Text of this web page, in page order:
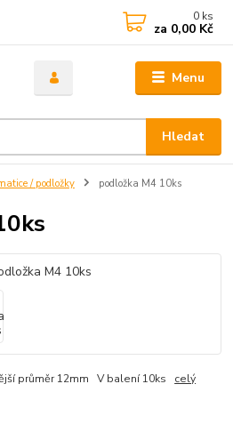
Menu
Hledat
0 ks
za 0,00 Kč
/ podložky podložka M4 10ks
průměr 12mm V balení 10ks celý